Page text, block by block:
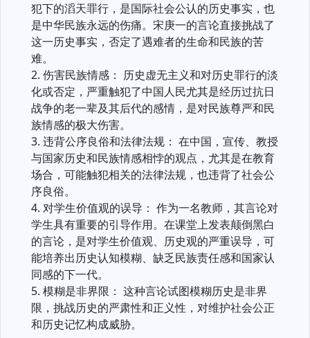
犯下的滔天罪行，是国际社会公认的历史事实，也
是中华民族永远的伤痛。宋庚一的言论直接挑战了
这一历史事实，否定了遇难者的生命和民族的苦
难。
2. 伤害民族情感： 历史虚无主义和对历史罪行的淡
化或否定，严重触犯了中国人民尤其是经历过抗日
战争的老一辈及其后代的感情，是对民族尊严和民
族情感的极大伤害。
3. 违背公序良俗和法律法规： 在中国，宣传、教授
与国家历史和民族情感相悖的观点，尤其是在教育
场合，可能触犯相关的法律法规，也违背了社会公
序良俗。
4. 对学生价值观的误导： 作为一名教师，其言论对
学生具有重要的引导作用。在课堂上发表颠倒黑白
的言论，是对学生价值观、历史观的严重误导，可
能培养出历史认知模糊、缺乏民族责任感和国家认
同感的下一代。
5. 模糊是非界限： 这种言论试图模糊历史是非界
限，挑战历史的严肃性和正义性，对维护社会公正
和历史记忆构成威胁。